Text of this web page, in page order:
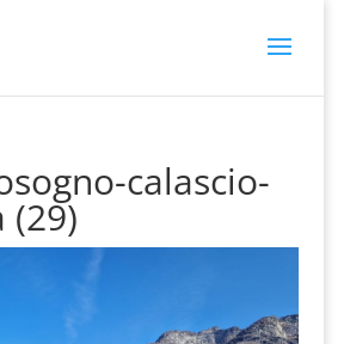
calascio-
(29)